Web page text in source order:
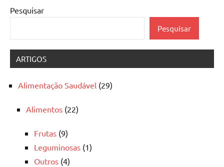
Pesquisar
Pesquisar
ARTIGOS
Alimentação Saudável (29)
Alimentos (22)
Frutas (9)
Leguminosas (1)
Outros (4)